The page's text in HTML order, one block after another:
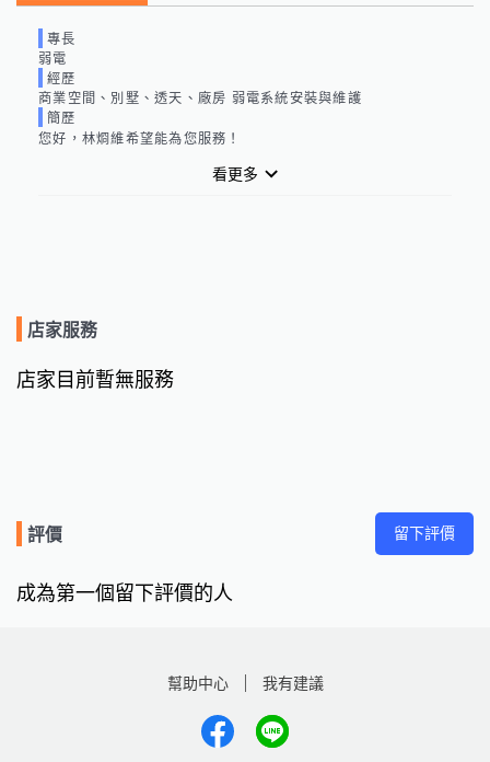
專長
弱電
經歷
商業空間、別墅、透天、廠房 弱電系統安裝與維護
簡歷
您好，林烱維希望能為您服務！
看更多
店家服務
店家目前暫無服務
評價 留下評價
成為第一個留下評價的人
幫助中心 我有建議